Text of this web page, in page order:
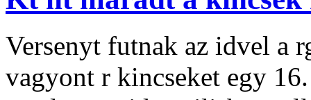
Versenyt futnak az idvel a
vagyont r kincseket egy